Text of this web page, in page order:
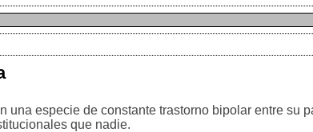
una especie de constante trastorno bipolar entre su
que nadie.